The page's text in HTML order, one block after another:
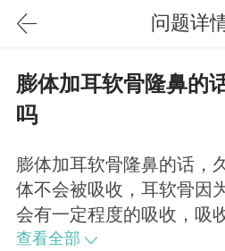
问题详
膨体加耳软骨隆鼻的
吗
膨体加耳软骨隆鼻的话，
体不会被吸收，耳软骨因
会有一定程度的吸收，吸
十左右。因人而已。
查看全部